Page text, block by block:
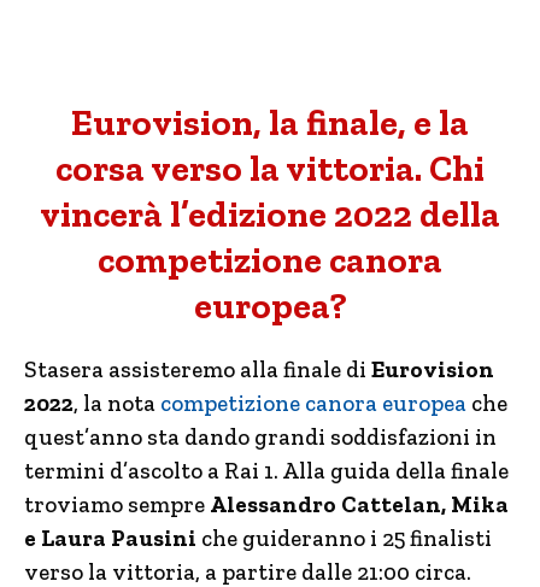
Eurovision, la finale, e la
corsa verso la vittoria. Chi
vincerà l’edizione 2022 della
competizione canora
europea?
Stasera assisteremo alla finale di Eurovision
2022, la nota competizione canora europea che
quest’anno sta dando grandi soddisfazioni in
termini d’ascolto a Rai 1. Alla guida della finale
troviamo sempre Alessandro Cattelan, Mika
e Laura Pausini che guideranno i 25 finalisti
verso la vittoria, a partire dalle 21:00 circa.